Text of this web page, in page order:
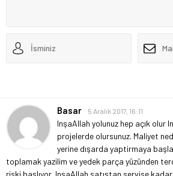
Basar 5 Aralık 2017, 16:11
InşaAllah yolunuz hep açık olur
projelerde olursunuz. Maliyet
yerine dışarda yaptirmaya
toplamak yazilim ve yedek parça yüzünden
riski başlıyor. InşaAllah satıştan servise